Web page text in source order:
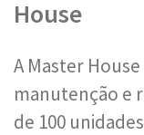
House
A Master
manutenção e
de 100